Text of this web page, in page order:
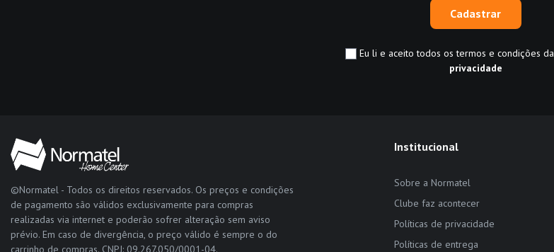
Cadastrar
Eu li e aceito todos os termos e condições da
privacidade
©Normatel - Todos os direitos reservados. Os preços e condições
de pagamento são válidos exclusivamente para compras
realizadas via internet e poderão sofrer alteração sem aviso
prévio. Em caso de divergência, o preço válido é sempre o do
carrinho de compras. CNPJ: 09.267.050/0001-04.
Institucional
Sobre a Normatel
Clube faz acontecer
Políticas de privacidade
Políticas de entrega